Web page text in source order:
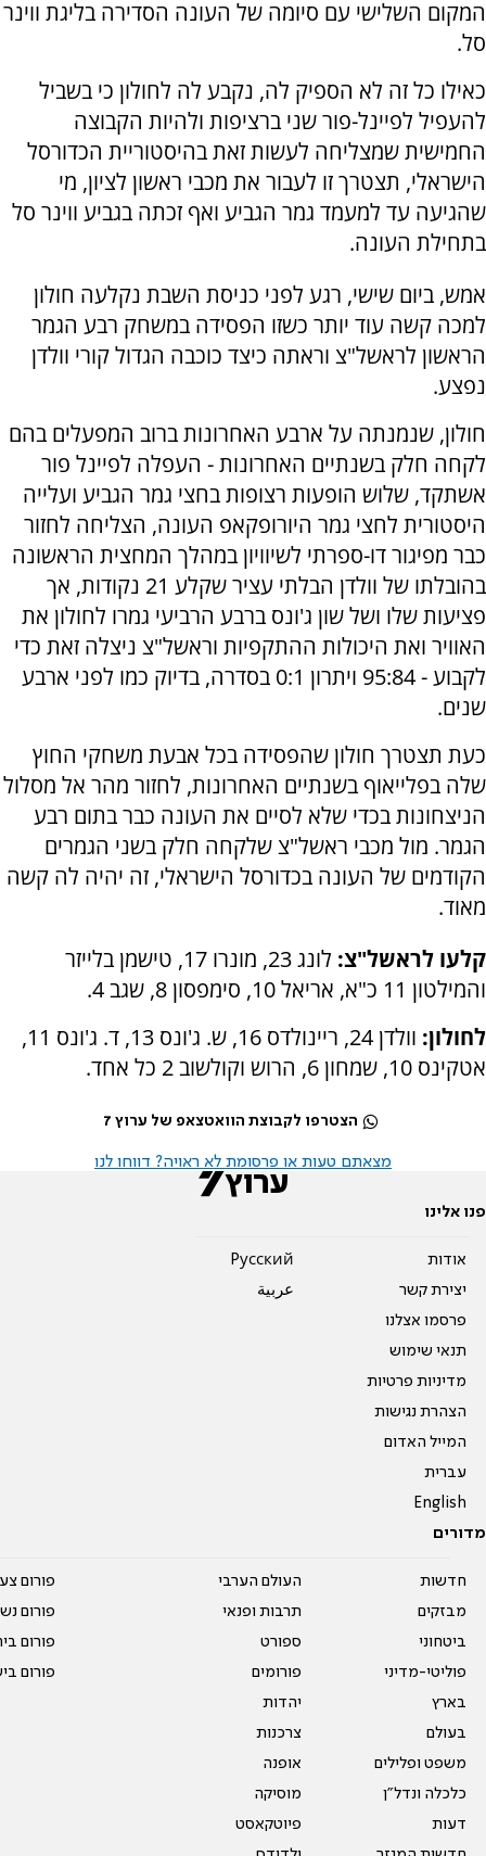
המקום השלישי עם סיומה של העונה הסדירה בליגת ווינר
סל.
כאילו כל זה לא הספיק לה, נקבע לה לחולון כי בשביל
להעפיל לפיינל-פור שני ברציפות ולהיות הקבוצה
החמישית שמצליחה לעשות זאת בהיסטוריית הכדורסל
הישראלי, תצטרך זו לעבור את מכבי ראשון לציון, מי
שהגיעה עד למעמד גמר הגביע ואף זכתה בגביע ווינר סל
בתחילת העונה.
אמש, ביום שישי, רגע לפני כניסת השבת נקלעה חולון
למכה קשה עוד יותר כשזו הפסידה במשחק רבע הגמר
הראשון לראשל"צ וראתה כיצד כוכבה הגדול קורי וולדן
נפצע.
חולון, שנמנתה על ארבע האחרונות ברוב המפעלים בהם
לקחה חלק בשנתיים האחרונות - העפלה לפיינל פור
אשתקד, שלוש הופעות רצופות בחצי גמר הגביע ועלייה
היסטורית לחצי גמר היורופקאפ העונה, הצליחה לחזור
כבר מפיגור דו-ספרתי לשיוויון במהלך המחצית הראשונה
בהובלתו של וולדן הבלתי עציר שקלע 21 נקודות, אך
פציעות שלו ושל שון ג'ונס ברבע הרביעי גמרו לחולון את
האוויר ואת היכולות ההתקפיות וראשל"צ ניצלה זאת כדי
לקבוע - 95:84 ויתרון 0:1 בסדרה, בדיוק כמו לפני ארבע
שנים.
כעת תצטרך חולון שהפסידה בכל אבעת משחקי החוץ
שלה בפלייאוף בשנתיים האחרונות, לחזור מהר אל מסלול
הניצחונות בכדי שלא לסיים את העונה כבר בתום רבע
הגמר. מול מכבי ראשל"צ שלקחה חלק בשני הגמרים
הקודמים של העונה בכדורסל הישראלי, זה יהיה לה קשה
מאוד.
קלעו לראשל"צ:
לונג 23, מונרו 17, טישמן בלייזר
והמילטון 11 כ"א, אריאל 10, סימפסון 8, שגב 4.
לחולון:
וולדן 24, ריינולדס 16, ש. ג'ונס 13, ד. ג'ונס 11,
אטקינס 10, שמחון 6, הרוש וקולשוב 2 כל אחד.
הצטרפו לקבוצת הוואטצאפ של ערוץ 7
מצאתם טעות או פרסומת לא ראויה? דווחו לנו
פנו אלינו
אודות
יצירת קשר
פרסמו אצלנו
תנאי שימוש
מדיניות פרטיות
הצהרת נגישות
המייל האדום
עברית
English
Pусский
عربية
מדורים
חדשות
מבזקים
ביטחוני
פוליטי-מדיני
בארץ
בעולם
משפט ופלילים
כלכלה ונדל"ן
דעות
העולם הערבי
תרבות ופנאי
ספורט
פורומים
יהדות
צרכנות
אופנה
מוסיקה
פיוטקאסט
פורום
פורום
פורום
פורום